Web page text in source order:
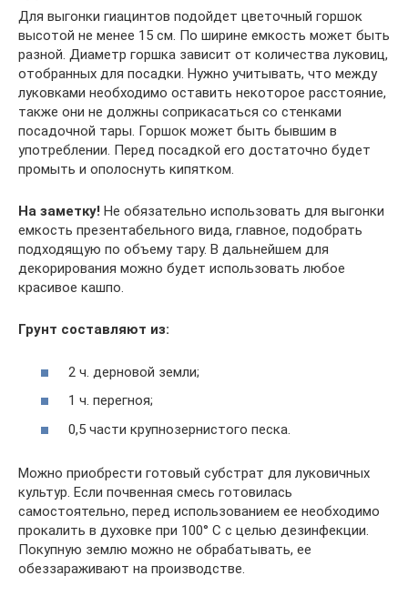
Для выгонки гиацинтов подойдет цветочный горшок
высотой не менее 15 см. По ширине емкость может быть
разной. Диаметр горшка зависит от количества луковиц,
отобранных для посадки. Нужно учитывать, что между
луковками необходимо оставить некоторое расстояние,
также они не должны соприкасаться со стенками
посадочной тары. Горшок может быть бывшим в
употреблении. Перед посадкой его достаточно будет
промыть и ополоснуть кипятком.
На заметку! Не обязательно использовать для выгонки
емкость презентабельного вида, главное, подобрать
подходящую по объему тару. В дальнейшем для
декорирования можно будет использовать любое
красивое кашпо.
Грунт составляют из:
2 ч. дерновой земли;
1 ч. перегноя;
0,5 части крупнозернистого песка.
Можно приобрести готовый субстрат для луковичных
культур. Если почвенная смесь готовилась
самостоятельно, перед использованием ее необходимо
прокалить в духовке при 100° C с целью дезинфекции.
Покупную землю можно не обрабатывать, ее
обеззараживают на производстве.